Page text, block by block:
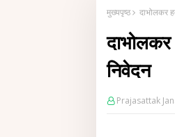
मुख्यपृष्ठ दाभोलकर
दाभोलकर
निवेदन
Prajasattak